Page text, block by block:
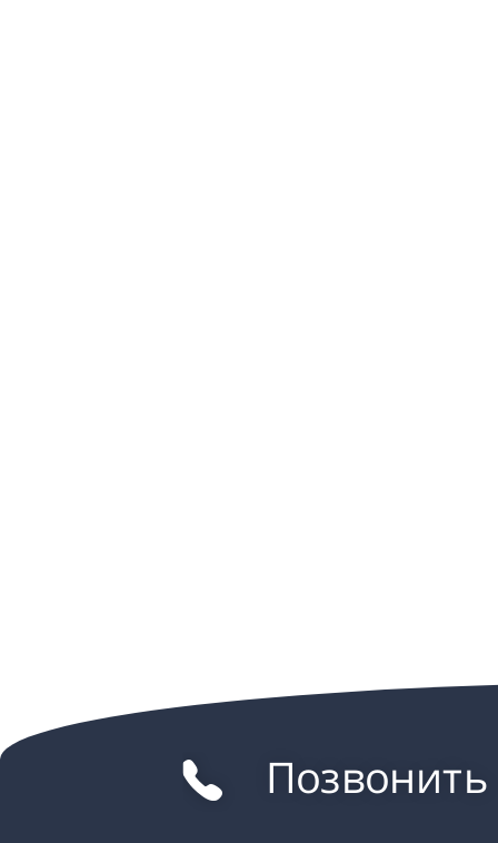
Позвонить